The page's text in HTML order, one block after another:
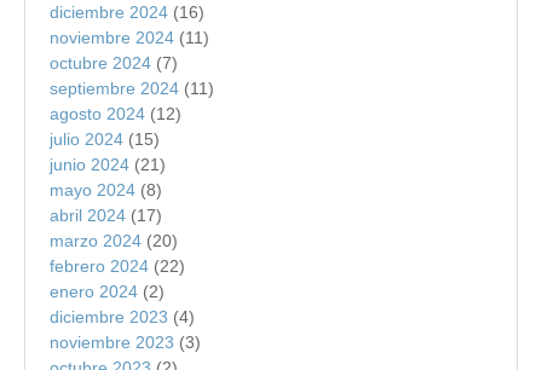
diciembre 2024 (16)
noviembre 2024 (11)
octubre 2024 (7)
septiembre 2024 (11)
agosto 2024 (12)
julio 2024 (15)
junio 2024 (21)
mayo 2024 (8)
abril 2024 (17)
marzo 2024 (20)
febrero 2024 (22)
enero 2024 (2)
diciembre 2023 (4)
noviembre 2023 (3)